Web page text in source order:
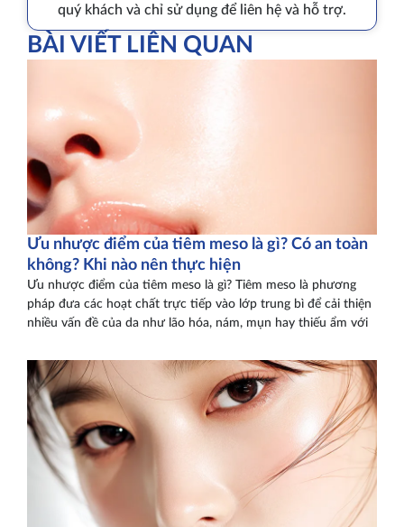
quý khách và chỉ sử dụng để liên hệ và hỗ trợ.
BÀI VIẾT LIÊN QUAN
Ưu nhược điểm của tiêm meso là gì? Có an toàn
không? Khi nào nên thực hiện
Ưu nhược điểm của tiêm meso là gì? Tiêm meso là phương
pháp đưa các hoạt chất trực tiếp vào lớp trung bì để cải thiện
nhiều vấn đề của da như lão hóa, nám, mụn hay thiếu ẩm với